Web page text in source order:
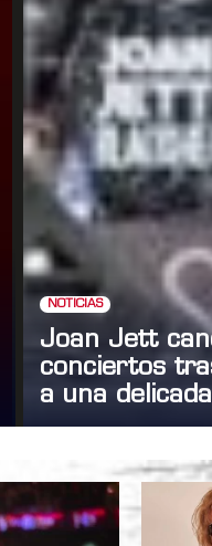
NOTICIAS
Joan Jett
conciertos
a una